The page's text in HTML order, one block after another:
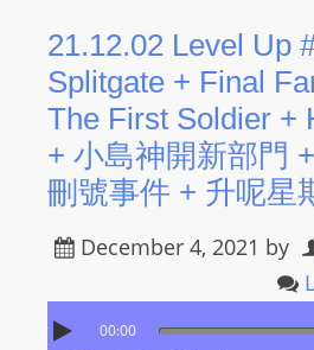
21.12.02 Level Up
Splitgate + Final
The First Soldier +
+ 小島神開新部門
刪號事件 + 升呢星
December 4, 2021 by
00:00